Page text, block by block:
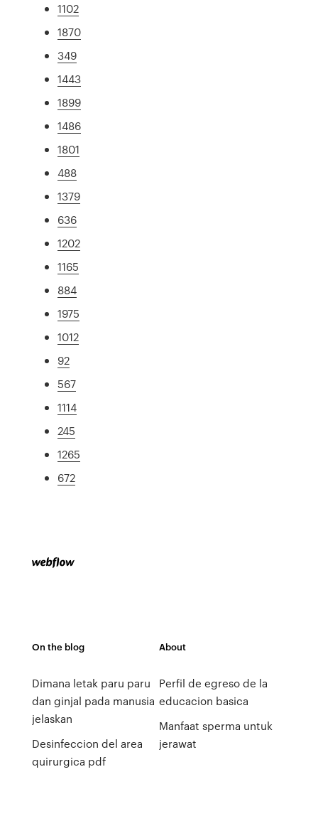
1102
1870
349
1443
1899
1486
1801
488
1379
636
1202
1165
884
1975
1012
92
567
1114
245
1265
672
On the blog
Dimana letak paru paru
dan ginjal pada manusia
jelaskan
Desinfeccion del area
quirurgica pdf
About
Perfil de egreso de la
educacion basica
Manfaat sperma untuk
jerawat